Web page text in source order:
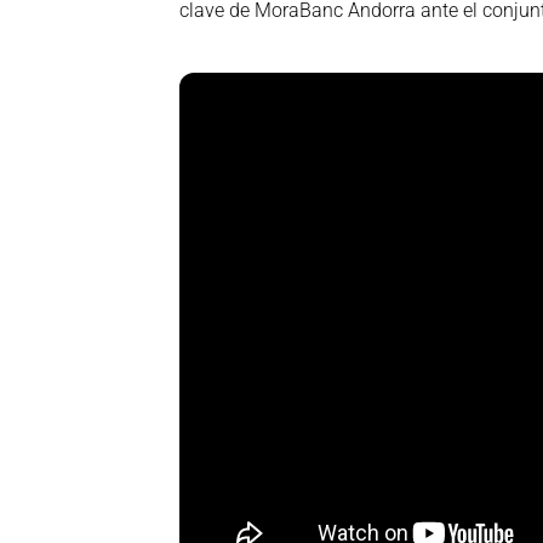
clave de MoraBanc Andorra ante el